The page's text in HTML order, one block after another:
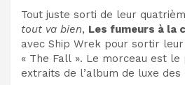
Tout juste sorti de leur
tout va bien, Les fumeurs à la
avec Ship Wrek pour sortir
« The Fall ». Le morceau est
extraits de l’album de luxe des